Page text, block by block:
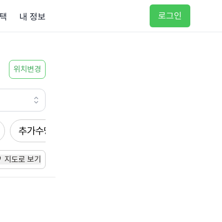
내 정보 로그인
위치변경
추가수당
지도로 보기